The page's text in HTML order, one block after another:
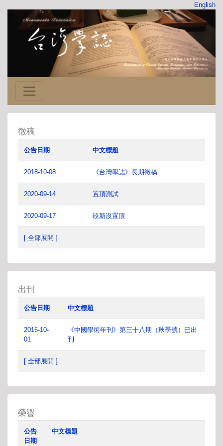
English
徵稿
公告日期 中文標題
2018-10-08 《台灣學誌》長期徵稿
2020-09-14 置頂測試
2020-09-17 較新沒置頂
[ 全部展開 ]
出刊
公告日期 中文標題
2016-10-
01
《中國學術年刊》第三十八期（秋季號）已出
刊
[ 全部展開 ]
榮譽
公告
日期
中文標題